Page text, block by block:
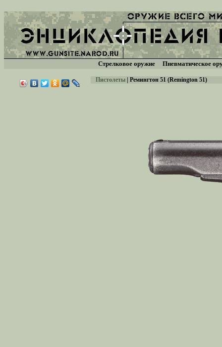
Стрелковое оружие Пневматическое
Пистолеты Ремингтон 51 (Remington 51)